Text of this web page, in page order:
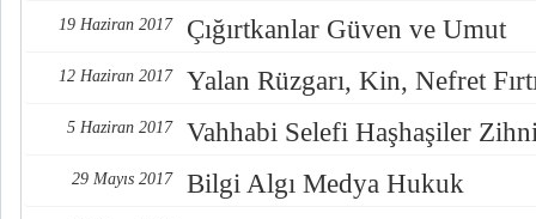
19 Haziran 2017 Çığırtkanlar Güven ve Umut
12 Haziran 2017 Yalan Rüzgarı, Kin, Nefret
5 Haziran 2017 Vahhabi Selefi Haşhaşiler
29 Mayıs 2017 Bilgi Algı Medya Hukuk